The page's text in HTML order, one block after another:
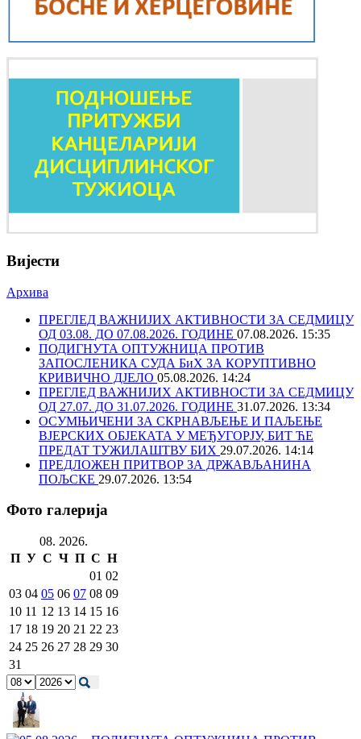
Вијести
Архива
ПРЕГЛЕД ВАЖНИЈИХ АКТИВНОСТИ ЗА СЕДМИЦУ
ОД 03.08. ДО 07.08.2026. ГОДИНЕ 07.08.2026. 15:35
ПОДИГНУТА ОПТУЖНИЦА ПРОТИВ
ЗАПОСЛЕНИКА СУДА БиХ ЗА КОРУПТИВНО
КРИВИЧНО ДЈЕЛО 05.08.2026. 14:24
ПРЕГЛЕД ВАЖНИЈИХ АКТИВНОСТИ ЗА СЕДМИЦУ
ОД 27.07. ДО 31.07.2026. ГОДИНЕ 31.07.2026. 13:34
ОСУМЊИЧЕНИ ЗА СКРНАВЉЕЊЕ И ПАЉЕЊЕ
ВЈЕРСКИХ ОБЈЕКАТА У МЕЂУГОРЈУ, БИТ ЋЕ
ПРЕДАТ ТУЖИЛАШТВУ БИХ 29.07.2026. 14:14
ПРЕДЛОЖЕН ПРИТВОР ЗА ДРЖАВЉАНИНА
ПОЉСКЕ 29.07.2026. 13:54
Фото галерија
08. 2026.
П У С Ч П С Н
01 02
03 04 05 06 07 08 09
10 11 12 13 14 15 16
17 18 19 20 21 22 23
24 25 26 27 28 29 30
31